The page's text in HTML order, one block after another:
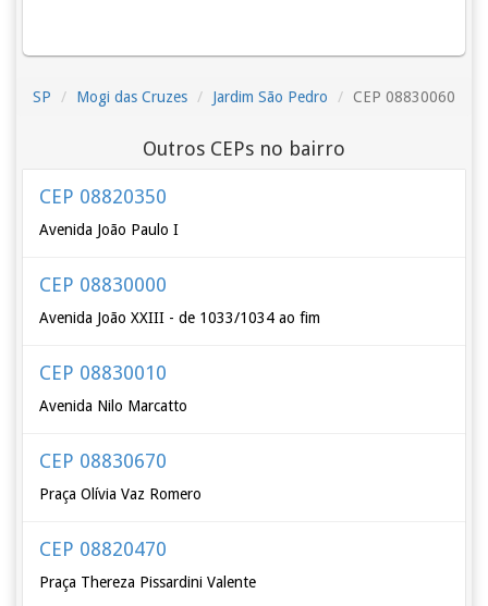
SP Mogi das Cruzes Jardim São Pedro CEP 08830060
Outros CEPs no bairro
CEP 08820350
Avenida João Paulo I
CEP 08830000
Avenida João XXIII - de 1033/1034 ao fim
CEP 08830010
Avenida Nilo Marcatto
CEP 08830670
Praça Olívia Vaz Romero
CEP 08820470
Praça Thereza Pissardini Valente